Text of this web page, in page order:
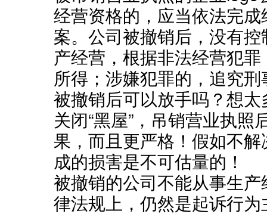
经营资格的，应当依法完
案。公司被撤销后，没有
产经营，根据非法经营犯
所得；涉嫌犯罪的，追究
被撤销后可以放手吗？想
关闭“黑屋”，吊销营业执
果，而且更严格！假如不
成的损害是不可估量的！
被撤销的公司不能从事生产
律法规上，仍然是起诉行